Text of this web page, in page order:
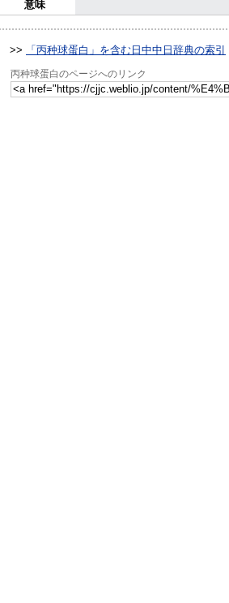
意味
>> 「丙种球蛋白」を含む日中中日辞典の索引
丙种球蛋白のページへのリンク